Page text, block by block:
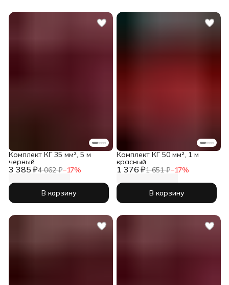
3 385 ₽4 062 ₽−17%
Комплект КГ 35 мм², 5 м
черный
В корзину
1 376 ₽1 651 ₽−17%
Комплект КГ 50 мм², 1 м
красный
В корзину